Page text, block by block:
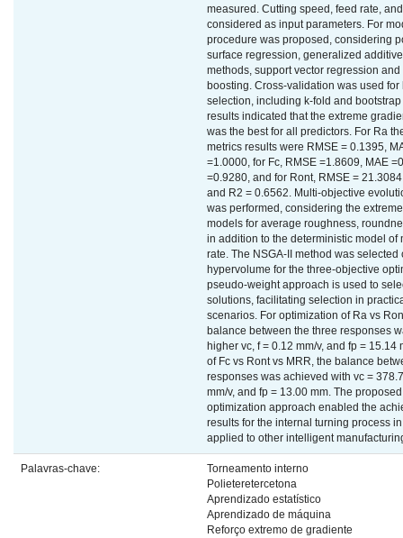
measured. Cutting speed, feed rate,
considered as input parameters. For
procedure was proposed, considering
surface regression, generalized
methods, support vector regression
boosting. Cross-validation was used
selection, including k-fold and
results indicated that the extreme
was the best for all predictors. For Ra
metrics results were RMSE = 0.1395,
=1.0000, for Fc, RMSE =1.8609, MAE
=0.9280, and for Ront, RMSE =
and R2 = 0.6562. Multi-objective
was performed, considering the
models for average roughness,
in addition to the deterministic model of
rate. The NSGA-II method was
hypervolume for the three-objective
pseudo-weight approach is used to
solutions, facilitating selection in
scenarios. For optimization of Ra vs
balance between the three responses
higher vc, f = 0.12 mm/v, and fp = 15.14
of Fc vs Ront vs MRR, the balance
responses was achieved with vc =
mm/v, and fp = 13.00 mm. The
optimization approach enabled the
results for the internal turning process
applied to other intelligent
Palavras-chave:
Torneamento interno
Polieteretercetona
Aprendizado estatístico
Aprendizado de máquina
Reforço extremo de gradiente